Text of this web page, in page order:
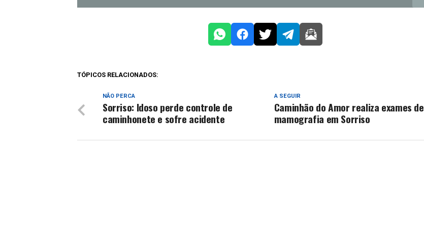
TÓPICOS RELACIONADOS:
A SEGUIR
Caminhão do Amor realiza exames de
mamografia em Sorriso
NÃO PERCA
Sorriso: Idoso perde controle de
caminhonete e sofre acidente